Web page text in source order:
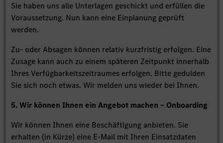
Sie haben uns alle Unterlagen geschickt und erfüllen die
Voraussetzung. Nun kann eine Einplanung geprüft
werden.
Zu- oder Absagen können relativ kurzfristig erfolgen. Eine
Zusage kann auch zu einem späteren Zeitpunkt innerhalb
Ihres Verfügbarkeitszeitraumes erfolgen. Bitte gedulden
Sie sich noch etwas. Wir melden uns wieder bei Ihnen.
5. Wir können Ihnen ein Angebot machen – Onboarding
Wir können Ihnen eine Beschäftigung anbieten. Sie
erhalten (in Kürze) eine E-Mail mit Ihren Einsatzdaten